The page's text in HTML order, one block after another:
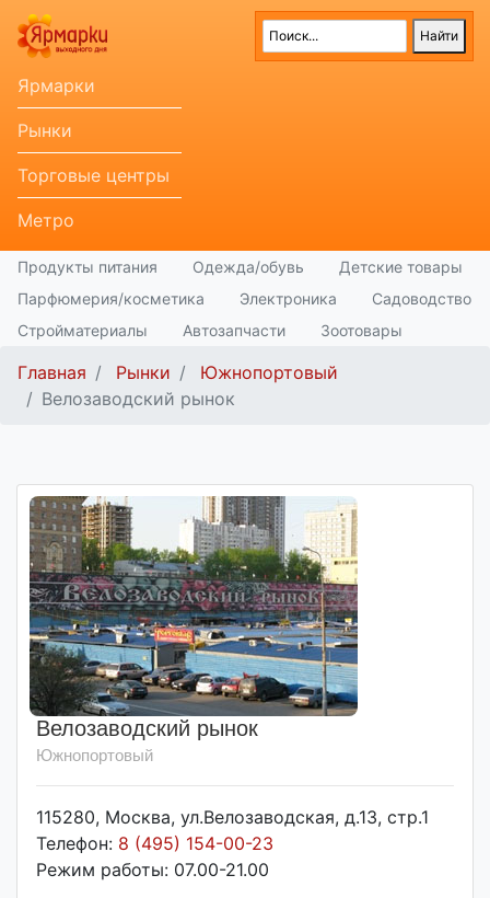
Ярмарки
Рынки
Торговые центры
Метро
Продукты питания Одежда/обувь
Детские товары
Парфюмерия/косметика
Электроника
Садоводство
Стройматериалы
Автозапчасти Зоотовары
Главная Рынки
Южнопортовый
Велозаводский рынок
Велозаводский рынок
Южнопортовый
115280, Москва, ул.Велозаводская, д.13, стр.1
Телефон: 8 (495) 154-00-23
Режим работы: 07.00-21.00